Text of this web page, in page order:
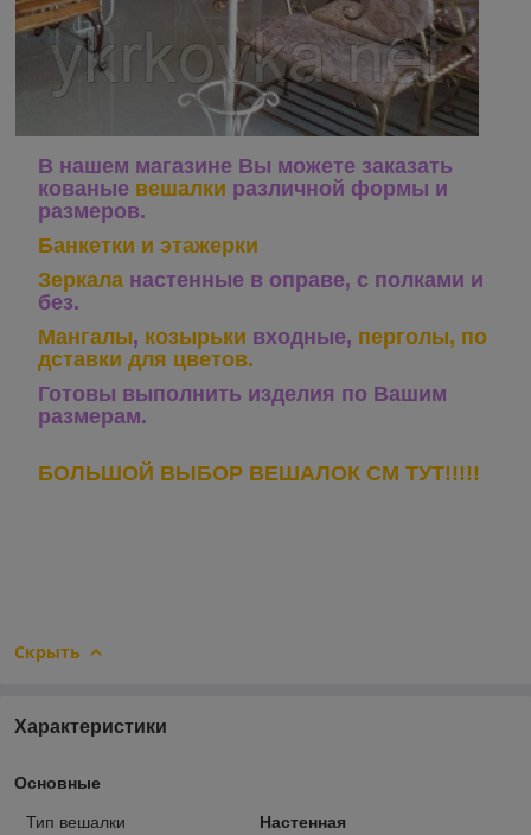
В нашем магазине Вы можете заказать
кованые вешалки различной формы и
размеров.
Банкетки и этажерки
Зеркала настенные в оправе, с полками и
без.
Мангалы, козырьки входные, перголы, по
дставки для цветов.
Готовы выполнить изделия по Вашим
размерам.
БОЛЬШОЙ ВЫБОР ВЕШАЛОК СМ ТУТ!!!!!
Скрыть
Характеристики
Основные
Тип вешалки Настенная